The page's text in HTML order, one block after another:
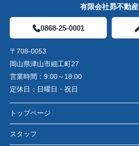
有限会社昴不動産
0868-25-0001
〒708-0053
岡山県津山市細工町27
営業時間： 9:00～18:00
定休日： 日曜日・祝日
トップページ
スタッフ